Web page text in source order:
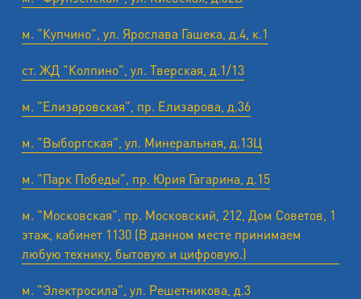
м. "Купчино", ул. Ярослава Гашека, д.4, к.1
ст. ЖД "Колпино", ул. Тверская, д.1/13
м. "Елизаровская", пр. Елизарова, д.36
м. "Выборгская", ул. Минеральная, д.13Ц
м. "Парк Победы", пр. Юрия Гагарина, д.15
м. "Московская", пр. Московский, 212, Дом Советов, 1
этаж, кабинет 1130 (В данном месте принимаем
любую технику, бытовую и цифровую.)
м. "Электросила", ул. Решетникова, д.3